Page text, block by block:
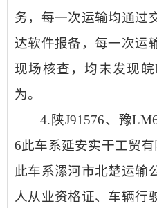
务，每一次运输均通过
达软件报备，每一次运
现场核查，均未发现
为。
4.陕J91576、豫
6此车系延安实干工贸
此车系漯河市北楚运输
人从业资格证、车辆行